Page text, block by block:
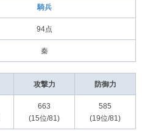
騎兵
94点
秦
攻撃力 防御力
663
(15位/81)
585
(19位/81)